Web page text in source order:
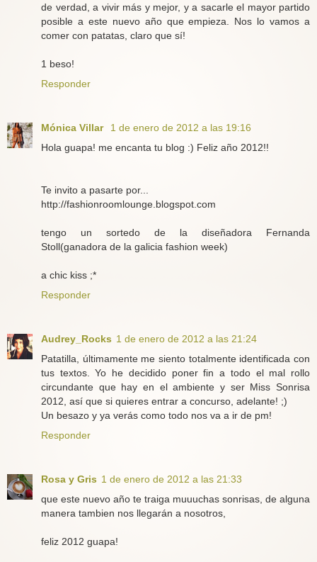
de verdad, a vivir más y mejor, y a sacarle el mayor partido
posible a este nuevo año que empieza. Nos lo vamos a
comer con patatas, claro que sí!
1 beso!
Responder
Mónica Villar
1 de enero de 2012 a las 19:16
Hola guapa! me encanta tu blog :) Feliz año 2012!!
Te invito a pasarte por...
http://fashionroomlounge.blogspot.com
tengo un sortedo de la diseñadora Fernanda
Stoll(ganadora de la galicia fashion week)
a chic kiss ;*
Responder
Audrey_Rocks 1 de enero de 2012 a las 21:24
Patatilla, últimamente me siento totalmente identificada con
tus textos. Yo he decidido poner fin a todo el mal rollo
circundante que hay en el ambiente y ser Miss Sonrisa
2012, así que si quieres entrar a concurso, adelante! ;)
Un besazo y ya verás como todo nos va a ir de pm!
Responder
Rosa y Gris 1 de enero de 2012 a las 21:33
que este nuevo año te traiga muuuchas sonrisas, de alguna
manera tambien nos llegarán a nosotros,
feliz 2012 guapa!